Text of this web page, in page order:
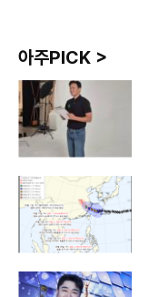
아주PICK >